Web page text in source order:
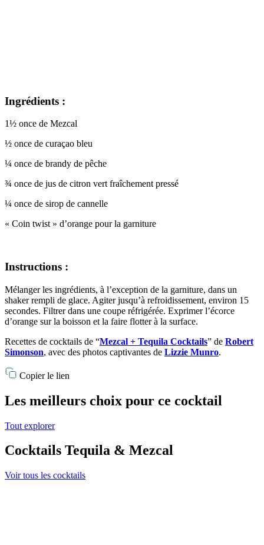
Ingrédients :
1½ once de Mezcal
½ once de curaçao bleu
¼ once de brandy de pêche
¾ once de jus de citron vert fraîchement pressé
¼ once de sirop de cannelle
« Coin twist » d’orange pour la garniture
Instructions :
Mélanger les ingrédients, à l’exception de la garniture, dans un
shaker rempli de glace. Agiter jusqu’à refroidissement, environ 15
secondes. Filtrer dans une coupe réfrigérée. Exprimer l’écorce
d’orange sur la boisson et la faire flotter à la surface.
Recettes de cocktails de “Mezcal + Tequila Cocktails” de Robert
Simonson, avec des photos captivantes de Lizzie Munro.
Copier le lien
Les meilleurs choix pour ce cocktail
Tout explorer
Cocktails Tequila & Mezcal
Voir tous les cocktails